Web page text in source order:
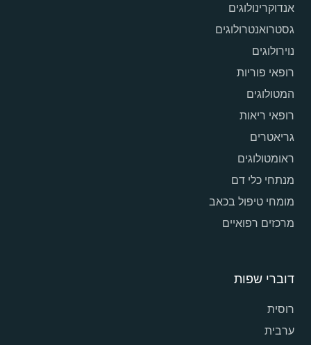
אנדוקרינולוגים
גסטרואנטרולוגים
נוירולוגים
רופאי פוריות
המטולוגים
רופאי ריאות
גריאטרים
ראומטולוגים
מנתחי כלי דם
מומחי טיפול בכאב
מרכזים רפואיים
דוברי שפות
רוסית
ערבית